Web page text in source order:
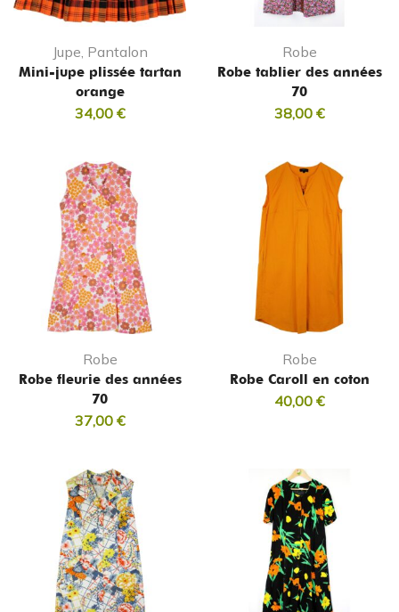
Jupe, Pantalon
Mini-jupe plissée tartan
orange
34,00 €
Robe
Robe tablier des années
70
38,00 €
Robe
Robe fleurie des années
70
37,00 €
Robe
Robe Caroll en coton
40,00 €